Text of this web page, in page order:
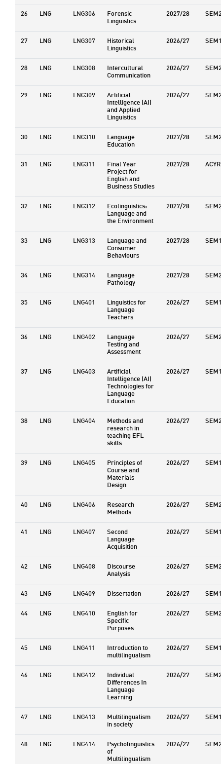
26 LNG LNG306 Forensic
Linguistics
2027/28
27 LNG LNG307 Historical
Linguistics
2026/27
28 LNG LNG308 Intercultural
Communication
2026/27
29 LNG LNG309 Artificial
Intelligence (AI)
and Applied
Linguistics
2026/27
30 LNG LNG310 Language
Education
2027/28
31 LNG LNG311 Final Year
Project for
English and
Business Studies
2027/28 ACYR
32 LNG LNG312 Ecolinguistics:
Language and
the Environment
2027/28
33 LNG LNG313 Language and
Consumer
Behaviours
2027/28
34 LNG LNG314 Language
Pathology
2027/28
35 LNG LNG401 Linguistics for
Language
Teachers
2026/27
36 LNG LNG402 Language
Testing and
Assessment
2026/27
37 LNG LNG403 Artificial
Intelligence (AI)
Technologies for
Language
Education
2026/27
38 LNG LNG404 Methods and
research in
teaching EFL
skills
2026/27
39 LNG LNG405 Principles of
Course and
Materials
Design
2026/27
40 LNG LNG406 Research
Methods
2026/27
41 LNG LNG407 Second
Language
Acquisition
2026/27
42 LNG LNG408 Discourse
Analysis
2026/27
43 LNG LNG409 Dissertation 2026/27
44
LNG LNG410 English for
Specific
Purposes
2026/27
45 LNG LNG411 Introduction to
multilingualism
2026/27
46 LNG LNG412 Individual
Differences In
Language
Learning
2026/27
47 LNG LNG413 Multilingualism
in society
2026/27
48 LNG LNG414 Psycholinguistics
of
Multilingualism
2026/27